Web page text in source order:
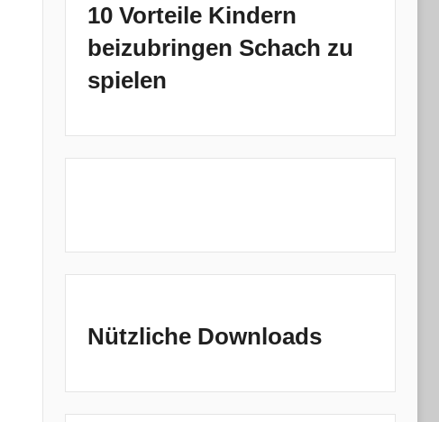
10 Vorteile Kindern
beizubringen Schach zu
spielen
Nützliche Downloads